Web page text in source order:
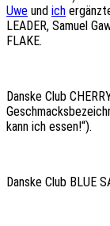
Uwe und ich
LEADER, Samuel
FLAKE.
Danske Club
kann ich essen!“).
Danske Club BLUE